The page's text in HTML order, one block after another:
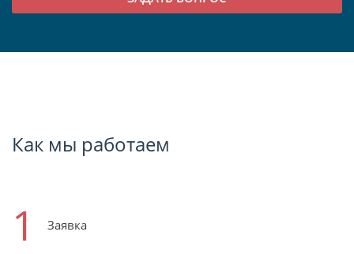
Как мы работаем
1 Заявка